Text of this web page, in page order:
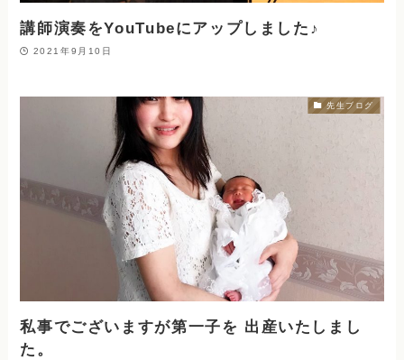
講師演奏をYouTubeにアップしました♪
2021年9月10日
先生ブログ
私事でございますが第一子を 出産いたしまし
た。